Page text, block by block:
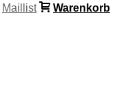
Maillist
Warenkorb